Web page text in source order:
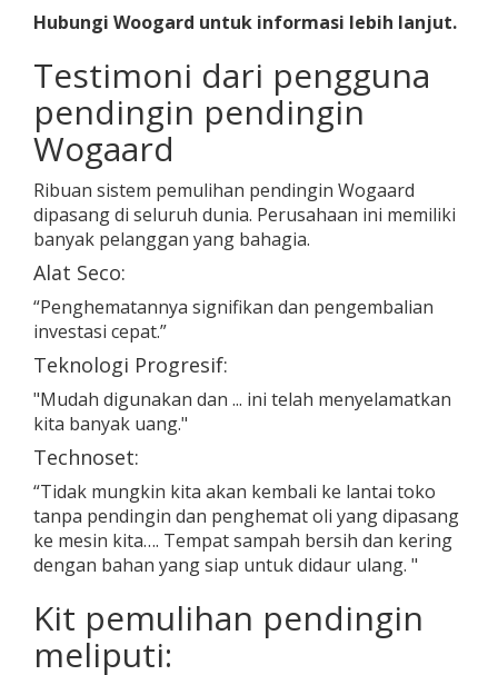
Hubungi Woogard untuk informasi lebih lanjut.
Testimoni dari pengguna
pendingin pendingin
Wogaard
Ribuan sistem pemulihan pendingin Wogaard
dipasang di seluruh dunia. Perusahaan ini memiliki
banyak pelanggan yang bahagia.
Alat Seco:
“Penghematannya signifikan dan pengembalian
investasi cepat.”
Teknologi Progresif:
"Mudah digunakan dan ... ini telah menyelamatkan
kita banyak uang."
Technoset:
“Tidak mungkin kita akan kembali ke lantai toko
tanpa pendingin dan penghemat oli yang dipasang
ke mesin kita…. Tempat sampah bersih dan kering
dengan bahan yang siap untuk didaur ulang. "
Kit pemulihan pendingin
meliputi: